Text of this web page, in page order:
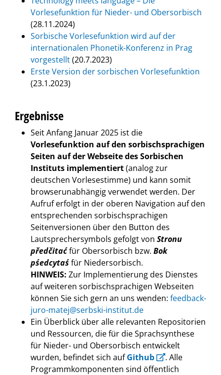
Vorlesefunktion für Nieder- und Obersorbisch
(28.11.2024)
Sorbische Vorlesefunktion wird auf der
internationalen Phonetik-Konferenz in Prag
vorgestellt(20.7.2023)
Erste Version der sorbischen Vorlesefunktion
(23.1.2023)
Ergebnisse
Seit Anfang Januar 2025 ist die
Vorlesefunktion auf den sorbischsprachigen
Seiten auf der Webseite des Sorbischen
Instituts implementiert(analog zur
deutschen Vorlesestimme) und kann somit
browserunabhängig verwendet werden. Der
Aufruf erfolgt in der oberen Navigation auf den
entsprechenden sorbischsprachigen
Seitenversionen über den Button des
Lautsprechersymbols gefolgt von Stronu
předčitaćfür Obersorbisch bzw. Bok
pśedcytaśfür Niedersorbisch.
HINWEIS: Zur Implementierung des Dienstes
auf weiteren sorbischsprachigen Webseiten
können Sie sich gern an uns wenden: feedback-
juro-matej@serbski-institut.de
Ein Überblick über alle relevanten Repositorien
und Ressourcen, die für die Sprachsynthese
für Nieder- und Obersorbisch entwickelt
wurden, befindet sich aufGithub
. Alle
Programmkomponenten sind öffentlich